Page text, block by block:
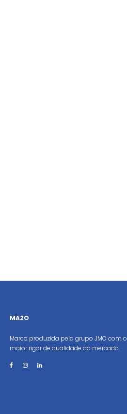
MA2O
Marca produzida pelo grupo JMO com o
maior rigor de qualidade do mercado.